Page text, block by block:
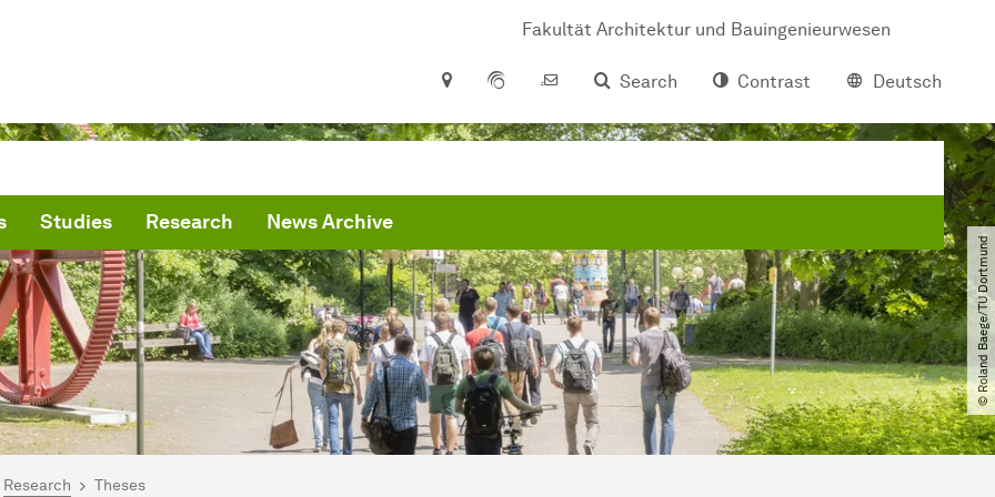
Fakultät Architektur und Bauingenieurwesen
Search
Contrast Deutsch
Studies Research News Archive
© Roland Baege​/​TU Dortmund
here:
Research Theses